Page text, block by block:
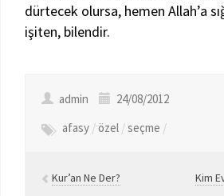
dürtecek olursa, hemen Allah’a
işiten, bilendir.
admin
24/08/2012
afasy /özel /seçme /
Kur’an Ne Der? Kim